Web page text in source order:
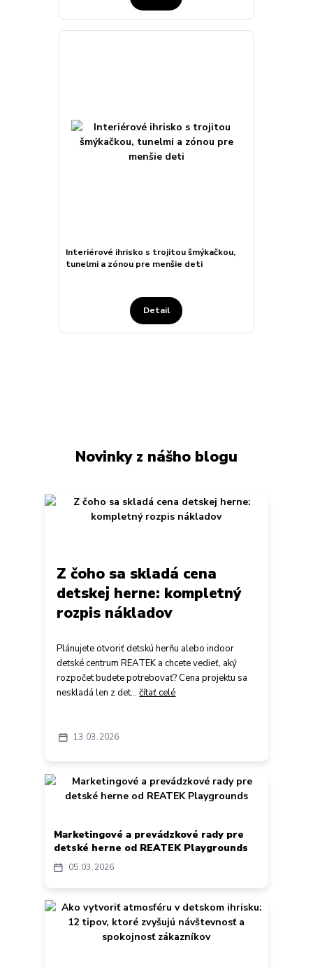
Interiérové ihrisko s trojitou šmýkačkou,
tunelmi a zónou pre menšie deti
Detail
Novinky z nášho blogu
13 03 2026
Z čoho sa skladá cena
detskej herne: kompletný
rozpis nákladov
Plánujete otvoriť detskú herňu alebo indoor
detské centrum REATEK a chcete vedieť, aký
rozpočet budete potrebovať? Cena projektu sa
neskladá len z det...čítať celé
05 03 2026
Marketingové a prevádzkové rady pre
detské herne od REATEK Playgrounds